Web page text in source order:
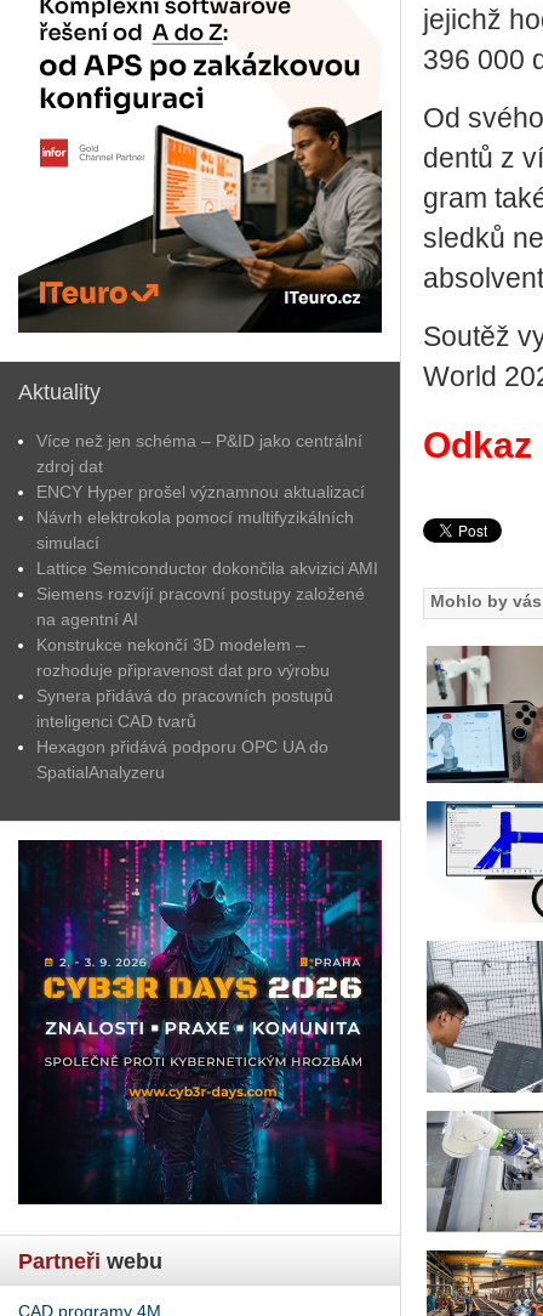
Aktuality
Více než jen schéma – P&ID jako centrální
zdroj dat
ENCY Hyper prošel významnou aktualizací
Návrh elektrokola pomocí multifyzikálních
simulací
Lattice Semiconductor dokončila akvizici AMI
Siemens rozvíjí pracovní postupy založené
na agentní AI
Konstrukce nekončí 3D modelem –
rozhoduje připravenost dat pro výrobu
Synera přidává do pracovních postupů
inteligenci CAD tvarů
Hexagon přidává podporu OPC UA do
SpatialAnalyzeru
Partneři webu
CAD programy 4M
je­jichž
396 000
Od
den­tů z
gram
sled­ků
Sou­těž
World
Mohlo by